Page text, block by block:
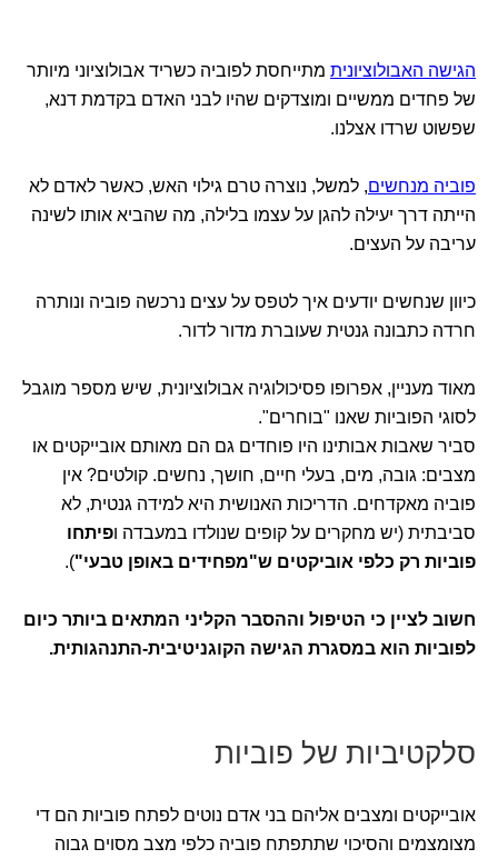
הגישה האבולוציונית מתייחסת לפוביה כשריד אבולוציוני מיותר
של פחדים ממשיים ומוצדקים שהיו לבני האדם בקדמת דנא,
שפשוט שרדו אצלנו.
פוביה מנחשים, למשל, נוצרה טרם גילוי האש, כאשר לאדם לא
הייתה דרך יעילה להגן על עצמו בלילה, מה שהביא אותו לשינה
עריבה על העצים.
כיוון שנחשים יודעים איך לטפס על עצים נרכשה פוביה ונותרה
חרדה כתבונה גנטית שעוברת מדור לדור.
מאוד מעניין, אפרופו פסיכולוגיה אבולוציונית, שיש מספר מוגבל
לסוגי הפוביות שאנו "בוחרים".
סביר שאבות אבותינו היו פוחדים גם הם מאותם אובייקטים או
מצבים: גובה, מים, בעלי חיים, חושך, נחשים. קולטים? אין
פוביה מאקדחים. הדריכות האנושית היא למידה גנטית, לא
סביבתית (יש מחקרים על קופים שנולדו במעבדה ופיתחו
פוביות רק כלפי אוביקטים ש"מפחידים באופן טבעי").
חשוב לציין כי הטיפול וההסבר הקליני המתאים ביותר כיום
לפוביות הוא במסגרת הגישה הקוגניטיבית-התנהגותית.
סלקטיביות של פוביות
אובייקטים ומצבים אליהם בני אדם נוטים לפתח פוביות הם די
מצומצמים והסיכוי שתתפתח פוביה כלפי מצב מסוים גבוה